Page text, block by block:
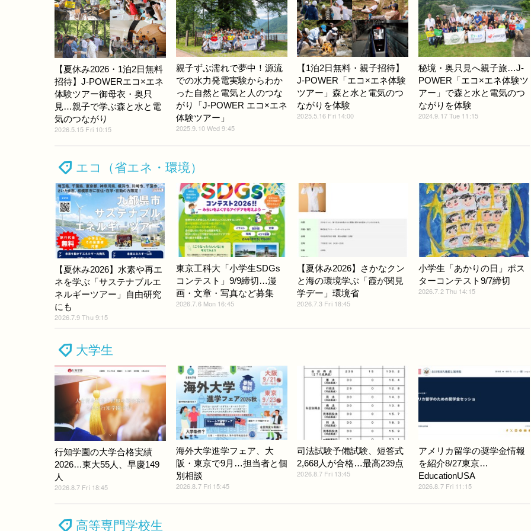
【夏休み2026・1泊2日無料
招待】J-POWERエコ×エネ
体験ツアー御母衣・奥只
見…親子で学ぶ森と水と電
気のつながり
2026.5.15 Fri 10:15
親子ずぶ濡れで夢中！源流
での水力発電実験からわか
った自然と電気と人のつな
がり「J-POWER エコ×エネ
体験ツアー」
2025.9.10 Wed 9:45
【1泊2日無料・親子招待】
J-POWER「エコ×エネ体験
ツアー」森と水と電気のつ
ながりを体験
2025.5.16 Fri 14:00
秘境・奥只見へ親子旅…J-
POWER「エコ×エネ体験ツ
アー」で森と水と電気のつ
ながりを体験
2024.9.17 Tue 11:15
エコ（省エネ・環境）
【夏休み2026】水素や再エ
ネを学ぶ「サステナブルエ
ネルギーツアー」自由研究
にも
2026.7.9 Thu 9:15
東京工科大「小学生SDGs
コンテスト」9/9締切…漫
画・文章・写真など募集
2026.7.6 Mon 16:45
【夏休み2026】さかなクン
と海の環境学ぶ「霞が関見
学デー」環境省
2026.7.3 Fri 18:45
小学生「あかりの日」ポス
ターコンテスト9/7締切
2026.7.2 Thu 14:15
大学生
行知学園の大学合格実績
2026…東大55人、早慶149
人
2026.8.7 Fri 18:45
海外大学進学フェア、大
阪・東京で9月…担当者と個
別相談
2026.8.7 Fri 15:45
司法試験予備試験、短答式
2,668人が合格…最高239点
2026.8.7 Fri 13:45
アメリカ留学の奨学金情報
を紹介8/27東京…
EducationUSA
2026.8.7 Fri 11:15
高等専門学校生